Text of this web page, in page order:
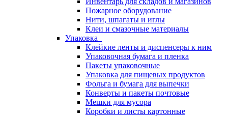
Пожарное оборудование
Нити, шпагаты и иглы
Клеи и смазочные материалы
Упаковка
Клейкие ленты и диспенсеры к ним
Упаковочная бумага и пленка
Пакеты упаковочные
Упаковка для пищевых продуктов
Фольга и бумага для выпечки
Конверты и пакеты почтовые
Мешки для мусора
Коробки и листы картонные